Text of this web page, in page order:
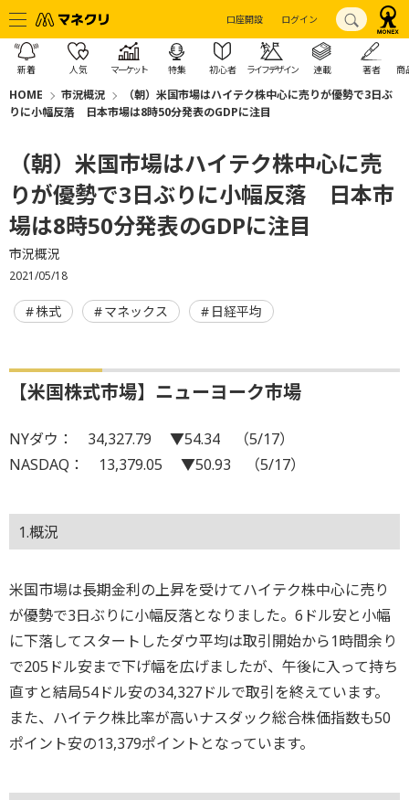
口座開設 ログイン
新着 人気 マーケット 特集 初心者 ライフデザイン 連載 著者 商
HOME 市況概況
（朝）米国市場はハイテク株中心に売りが優勢で3日ぶ
りに小幅反落 日本市場は8時50分発表のGDPに注目
（朝）米国市場はハイテク株中心に売
りが優勢で3日ぶりに小幅反落 日本市
場は8時50分発表のGDPに注目
市況概況
2021/05/18
株式 マネックス 日経平均
【米国株式市場】ニューヨーク市場
NYダウ： 34,327.79 ▼54.34 （5/17）
NASDAQ： 13,379.05 ▼50.93 （5/17）
1.概況
米国市場は長期金利の上昇を受けてハイテク株中心に売り
が優勢で3日ぶりに小幅反落となりました。6ドル安と小幅
に下落してスタートしたダウ平均は取引開始から1時間余り
で205ドル安まで下げ幅を広げましたが、午後に入って持ち
直すと結局54ドル安の34,327ドルで取引を終えています。
また、ハイテク株比率が高いナスダック総合株価指数も50
ポイント安の13,379ポイントとなっています。